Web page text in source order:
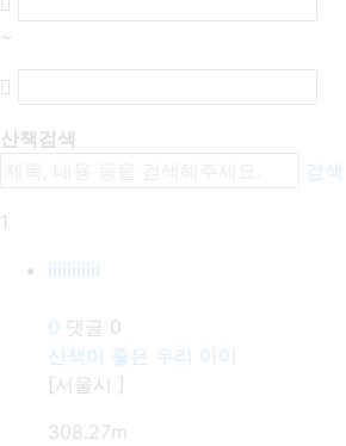
~
산책검색
검색
1
ililliillii
0 댓글 0
산책이 좋은 우리 아이
[서울시 ]
308.27m